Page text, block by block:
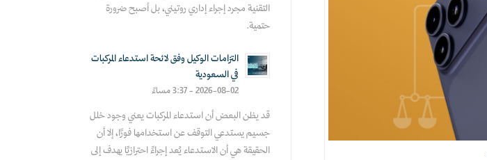
التقنية مجرد إجراء إداري روتيني، بل أصبح ضرورة
حتمية.
التزامات الوكيل وفق لائحة استدعاء المركبات
في السعودية
2026-08-02 - 3:37 مساءً
قد يظن البعض أن استدعاء المركبات يعني وجود خلل
جسيم يستدعي التوقف عن استخدامها فورًا، إلا أن
الحقيقة هي أن الاستدعاء يُعد إجراءً احترازيًا يهدف إلى